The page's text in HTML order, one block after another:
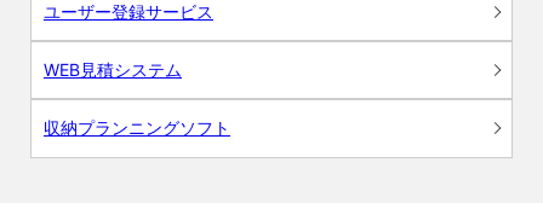
ユーザー登録サービス
WEB見積システム
収納プランニングソフト